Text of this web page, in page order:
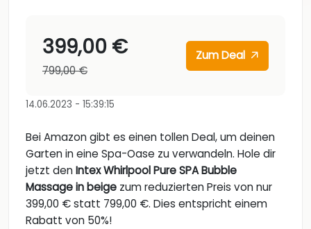
399,00 €
799,00 €
Zum Deal
14.06.2023 - 15:39:15
Bei Amazon gibt es einen tollen Deal, um deinen
Garten in eine Spa-Oase zu verwandeln. Hole dir
jetzt denIntex Whirlpool Pure SPA Bubble
Massage in beige zum reduzierten Preis von nur
399,00 € statt 799,00 €. Dies entspricht einem
Rabatt von 50%!